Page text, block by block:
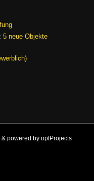
5 neue Objekte
powered by optProjects